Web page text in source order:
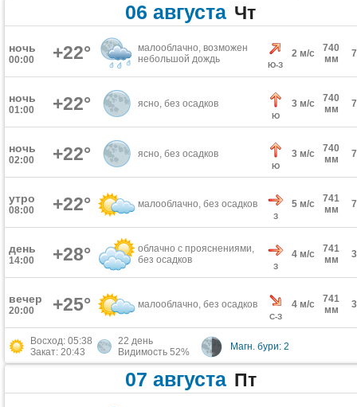
06 августа Чт
ночь
00:00 +22°
малооблачно, возможен
небольшой дождь
Ю-З
2 м/с
740
мм
ночь
01:00 +22° ясно, без осадков
Ю
3 м/с
740
мм
ночь
02:00 +22° ясно, без осадков
Ю
3 м/с
740
мм
утро
08:00 +22° малооблачно, без осадков
З
5 м/с
741
мм
день
14:00 +28°
облачно с прояснениями,
без осадков
З
4 м/с
741
мм
вечер
20:00 +25° малооблачно, без осадков
С-З
4 м/с
741
мм
Восход: 05:38
Закат: 20:43
22 день
Видимость 52%
Магн. бури: 2
07 августа Пт